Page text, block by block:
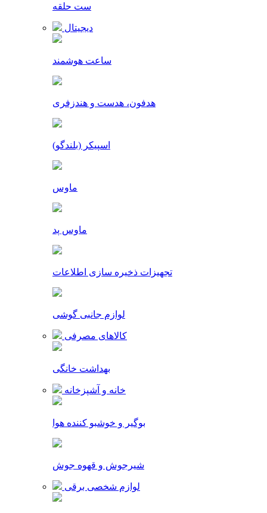
ست حلقه
دیجیتال
ساعت هوشمند
هدفون، هدست و هندزفری
اسپیکر (بلندگو)
ماوس
ماوس پد
تجهیزات ذخیره سازی اطلاعات
لوازم جانبی گوشی
کالاهای مصرفی
بهداشت خانگی
خانه و آشپزخانه
بوگیر و خوشبو کننده هوا
شیرجوش و قهوه جوش
لوازم شخصی برقی